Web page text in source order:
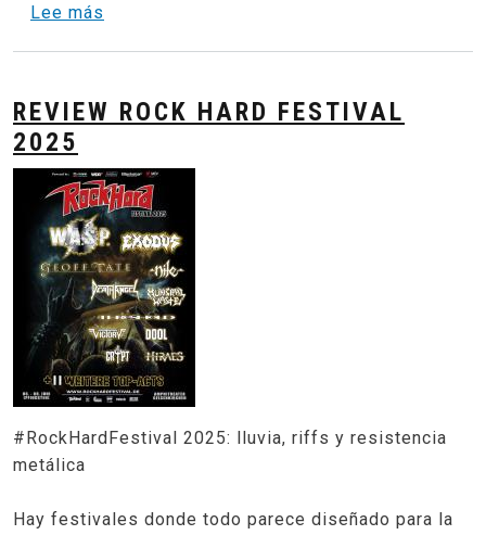
Lee más
REVIEW ROCK HARD FESTIVAL
2025
#RockHardFestival 2025: lluvia, riffs y resistencia
metálica
Hay festivales donde todo parece diseñado para la